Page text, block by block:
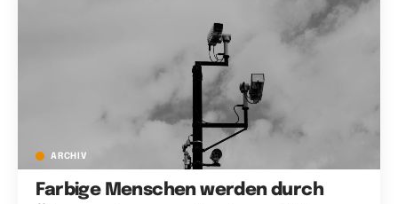
ARCHIV
Farbige Menschen werden durch